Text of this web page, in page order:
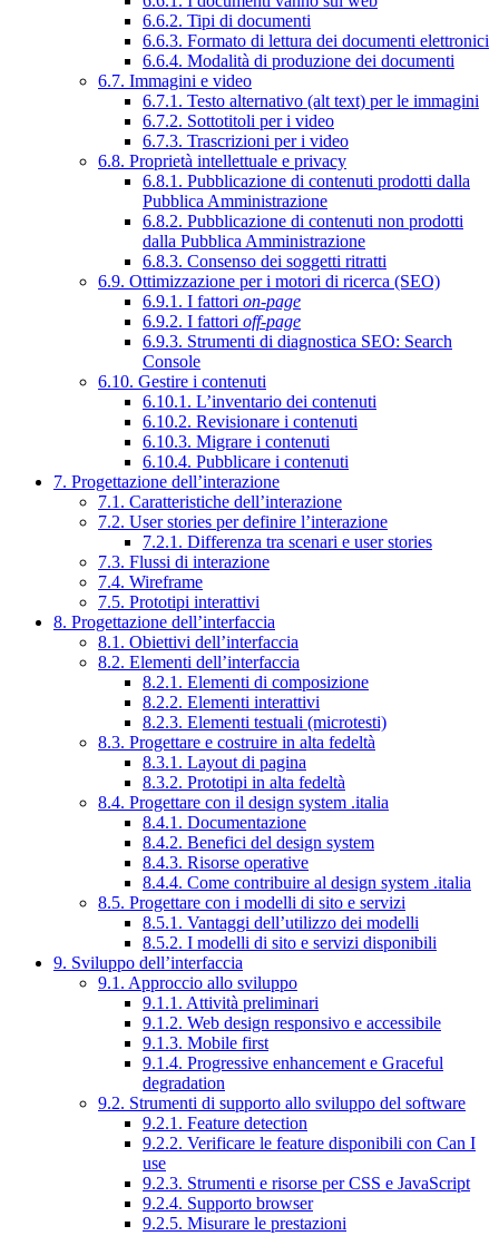
6.6.2. Tipi di documenti
6.6.3. Formato di lettura dei documenti elettronici
6.6.4. Modalità di produzione dei documenti
6.7. Immagini e video
6.7.1. Testo alternativo (alt text) per le immagini
6.7.2. Sottotitoli per i video
6.7.3. Trascrizioni per i video
6.8. Proprietà intellettuale e privacy
6.8.1. Pubblicazione di contenuti prodotti dalla
Pubblica Amministrazione
6.8.2. Pubblicazione di contenuti non prodotti
dalla Pubblica Amministrazione
6.8.3. Consenso dei soggetti ritratti
6.9. Ottimizzazione per i motori di ricerca (SEO)
6.9.1. I fattori on-page
6.9.2. I fattori off-page
6.9.3. Strumenti di diagnostica SEO: Search
Console
6.10. Gestire i contenuti
6.10.1. L’inventario dei contenuti
6.10.2. Revisionare i contenuti
6.10.3. Migrare i contenuti
6.10.4. Pubblicare i contenuti
7. Progettazione dell’interazione
7.1. Caratteristiche dell’interazione
7.2. User stories per definire l’interazione
7.2.1. Differenza tra scenari e user stories
7.3. Flussi di interazione
7.4. Wireframe
7.5. Prototipi interattivi
8. Progettazione dell’interfaccia
8.1. Obiettivi dell’interfaccia
8.2. Elementi dell’interfaccia
8.2.1. Elementi di composizione
8.2.2. Elementi interattivi
8.2.3. Elementi testuali (microtesti)
8.3. Progettare e costruire in alta fedeltà
8.3.1. Layout di pagina
8.3.2. Prototipi in alta fedeltà
8.4. Progettare con il design system .italia
8.4.1. Documentazione
8.4.2. Benefici del design system
8.4.3. Risorse operative
8.4.4. Come contribuire al design system .italia
8.5. Progettare con i modelli di sito e servizi
8.5.1. Vantaggi dell’utilizzo dei modelli
8.5.2. I modelli di sito e servizi disponibili
9. Sviluppo dell’interfaccia
9.1. Approccio allo sviluppo
9.1.1. Attività preliminari
9.1.2. Web design responsivo e accessibile
9.1.3. Mobile first
9.1.4. Progressive enhancement e Graceful
degradation
9.2. Strumenti di supporto allo sviluppo del software
9.2.1. Feature detection
9.2.2. Verificare le feature disponibili con Can I
use
9.2.3. Strumenti e risorse per CSS e JavaScript
9.2.4. Supporto browser
9.2.5. Misurare le prestazioni